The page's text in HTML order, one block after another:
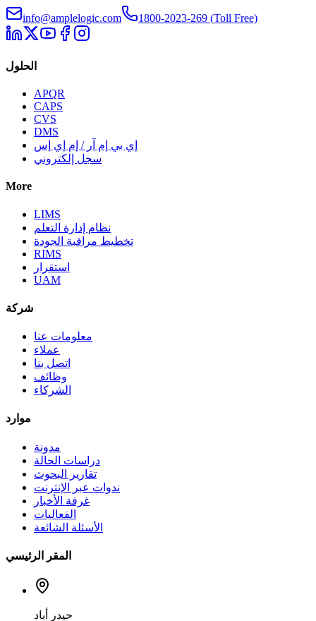
info@amplelogic.com 1800-2023-269 (Toll Free)
الحلول
APQR
CAPS
CVS
DMS
إي بي إم آر / إم إي إس
سجل إلكتروني
More
LIMS
نظام إدارة التعلم
تخطيط مراقبة الجودة
RIMS
استقرار
UAM
شركة
معلومات عنا
عملاء
اتصل بنا
وظائف
الشركاء
موارد
مدونة
دراسات الحالة
تقارير البحوث
ندوات عبر الإنترنت
غرفة الأخبار
الفعاليات
الأسئلة الشائعة
المقر الرئيسي
حيدر أباد